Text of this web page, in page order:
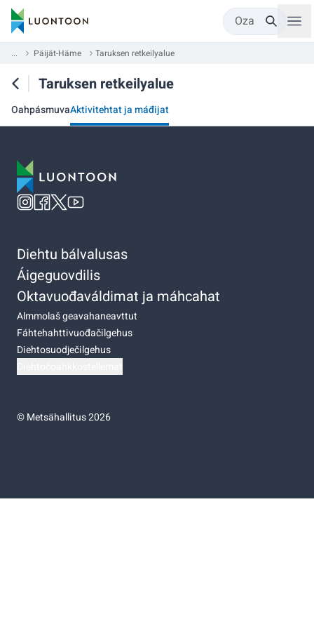
Oza
... Päijät-Häme Taruksen retkeilyalue
Taruksen retkeilyalue
OahpásmuvaAktivitehtat ja máđijat
Diehtu bálvalusas
Áigeguovdilis
Oktavuođaváldimat ja máhcahat
Almmolaš geavahaneavttut
Fáhtehahttivuođačilgehus
Diehtosuodječilgehus
©Metsähallitus 2026